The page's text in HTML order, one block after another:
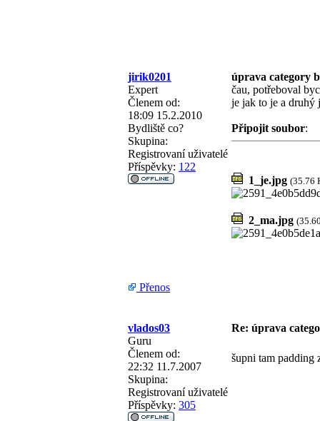
jirik0201
úprava category
Expert
Členem od:
18:09 15.2.2010
Bydliště co?
Skupina:
Registrovaní uživatelé
Příspěvky: 122
čau, potřeboval
je jak to je a druhý
Připojit soubor:
1_je.jpg (35.76
2_ma.jpg
Přenos
vlados03
Re: úprava
Guru
Členem od:
22:32 11.7.2007
Skupina:
Registrovaní uživatelé
Příspěvky: 305
šupni tam padding